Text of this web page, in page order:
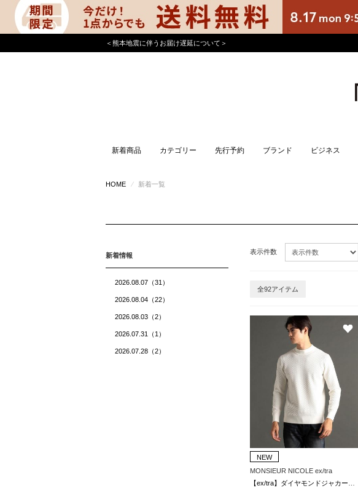
＜熊本地震に伴うお届け遅延について＞
新着商品 カテゴリー 先行予約 ブランド ビジネス
HOME ⁄ 新着一覧
新着情報
2026.08.07（31）
2026.08.04（22）
2026.08.03（2）
2026.07.31（1）
2026.07.28（2）
表示件数
全92アイテム
NEW
MONSIEUR NICOLE ex/tra